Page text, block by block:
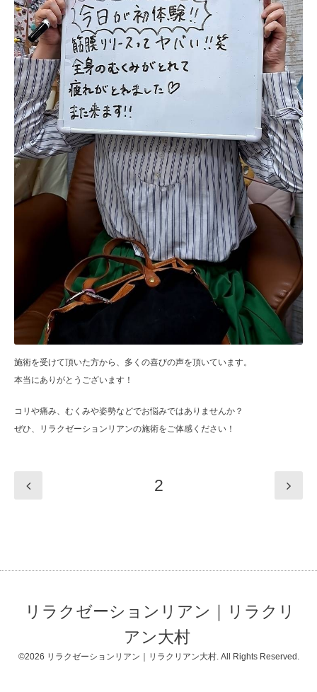
施術を受けて頂いた方から、多くの喜びの声を頂いています。
本当にありがとうございます！
コリや痛み、むくみや姿勢などでお悩みではありませんか？
ぜひ、リラクゼーションリアンの施術をご体感ください！
2
リラクゼーションリアン｜リラクリ
アン大村
©2026 リラクゼーションリアン｜リラクリアン大村. All Rights Reserved.